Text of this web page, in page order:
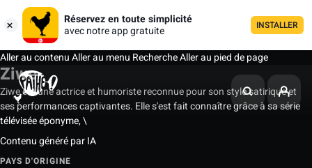
Réservez en toute simplicité
avec notre app gratuite
INSTALLER
Aller au contenuAller au menu RechercheAller au pied de page
Ziwe
Ziwe est une actrice et humoriste reconnue pour son style satirique et
ses performances captivantes. Elle s'est fait connaître grâce à sa série
télévisée éponyme, \
Contenu généré par IA
PAYS D'ORIGINE